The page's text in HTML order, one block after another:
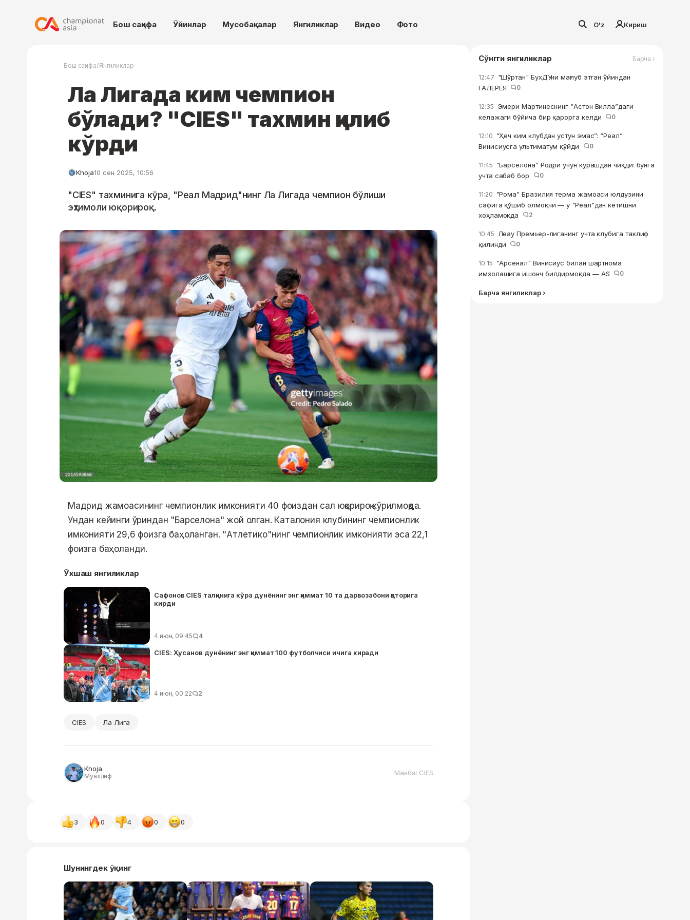
Бош саҳифа Ўйинлар Мусобақалар Янгиликлар Видео Фото O'z Кириш
Бош саҳифа/Янгиликлар
Ла Лигада ким чемпион
бўлади? "CIES" тахмин қилиб
кўрди
Khoja10 сен 2025, 10:56
"CIES" тахминига кўра, "Реал Мадрид"нинг Ла Лигада чемпион бўлиши
эҳтимоли юқорироқ.
Мадрид жамоасининг чемпионлик имконияти 40 фоиздан сал юқорироқ кўрилмоқда.
Ундан кейинги ўриндан "Барселона" жой олган. Каталония клубининг чемпионлик
имконияти 29,6 фоизга баҳоланган. "Атлетико"нинг чемпионлик имконияти эса 22,1
фоизга баҳоланди.
Ўхшаш янгиликлар
Сафонов CIES талқинига кўра дунёнинг энг қиммат 10 та дарвозабони қаторига
кирди
4 июн, 09:45 4
CIES: Ҳусанов дунёнинг энг қиммат 100 футболчиси ичига киради
4 июн, 00:22 2
CIES Ла Лига
Khoja
Муаллиф Манба: CIES
3 0 4 0 0
Шунингдек ўқинг
Сўнгги янгиликлар Барча ›
12:47 "Шўртан" БухДУни мағлуб этган ўйиндан
ГАЛЕРЕЯ
0
12:35 Эмери Мартинеснинг “Астон Вилла”даги
келажаги бўйича бир қарорга келди
0
12:10 “Ҳеч ким клубдан устун эмас”: “Реал”
Винисиусга ультиматум қўйди
0
11:45 “Барселона” Родри учун курашдан чиқди: бунга
учта сабаб бор
0
11:20 "Рома" Бразилия терма жамоаси юлдузини
сафига қўшиб олмоқчи — у "Реал"дан кетишни
хоҳламоқда
2
10:45
Леау Премьер-лиганинг учта клубига таклиф
қилинди
0
10:15 "Арсенал" Винисиус билан шартнома
имзолашига ишонч билдирмоқда — AS
0
Барча янгиликлар ›